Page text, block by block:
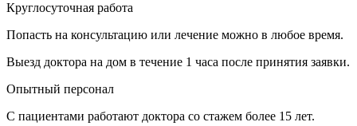
Круглосуточная работа
Попасть на консультацию или лечение можно в любое время.
Выезд доктора на дом в течение 1 часа после принятия заявки.
Опытный персонал
С пациентами работают доктора со стажем более 15 лет.